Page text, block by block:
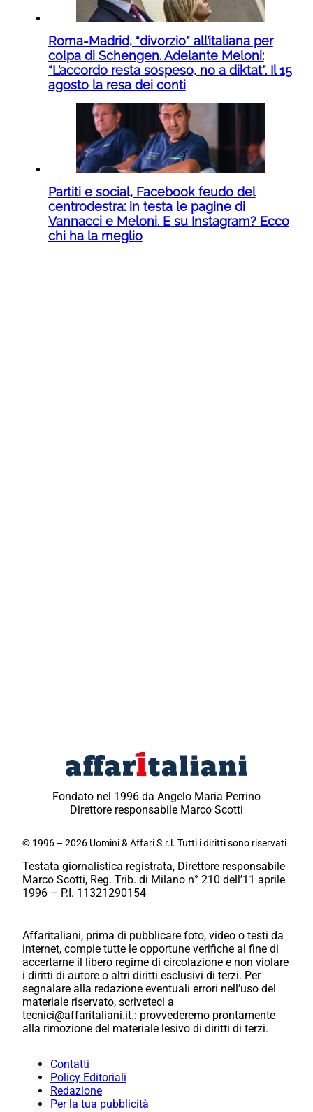
Roma-Madrid, “divorzio” all’italiana per
colpa di Schengen. Adelante Meloni:
“L’accordo resta sospeso, no a diktat”. Il 15
agosto la resa dei conti
Partiti e social, Facebook feudo del
centrodestra: in testa le pagine di
Vannacci e Meloni. E su Instagram? Ecco
chi ha la meglio
Fondato nel 1996 da Angelo Maria Perrino
Direttore responsabile Marco Scotti
© 1996 – 2026 Uomini & Affari S.r.l. Tutti i diritti sono riservati
Testata giornalistica registrata, Direttore responsabile
Marco Scotti, Reg. Trib. di Milano n° 210 dell’11 aprile
1996 – P.I. 11321290154
Affaritaliani, prima di pubblicare foto, video o testi da
internet, compie tutte le opportune verifiche al fine di
accertarne il libero regime di circolazione e non violare
i diritti di autore o altri diritti esclusivi di terzi. Per
segnalare alla redazione eventuali errori nell’uso del
materiale riservato, scriveteci a
tecnici@affaritaliani.it.: provvederemo prontamente
alla rimozione del materiale lesivo di diritti di terzi.
Contatti
Policy Editoriali
Redazione
Per la tua pubblicità